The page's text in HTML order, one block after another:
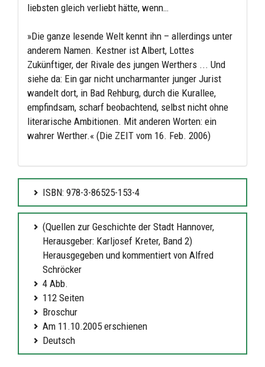
liebsten gleich verliebt hätte, wenn…
»Die ganze lesende Welt kennt ihn – allerdings unter
anderem Namen. Kestner ist Albert, Lottes
Zukünftiger, der Rivale des jungen Werthers ... Und
siehe da: Ein gar nicht uncharmanter junger Jurist
wandelt dort, in Bad Rehburg, durch die Kurallee,
empfindsam, scharf beobachtend, selbst nicht ohne
literarische Ambitionen. Mit anderen Worten: ein
wahrer Werther.« (Die ZEIT vom 16. Feb. 2006)
ISBN: 978-3-86525-153-4
(Quellen zur Geschichte der Stadt Hannover,
Herausgeber: Karljosef Kreter, Band 2)
Herausgegeben und kommentiert von Alfred
Schröcker
4 Abb.
112 Seiten
Broschur
Am 11.10.2005 erschienen
Deutsch